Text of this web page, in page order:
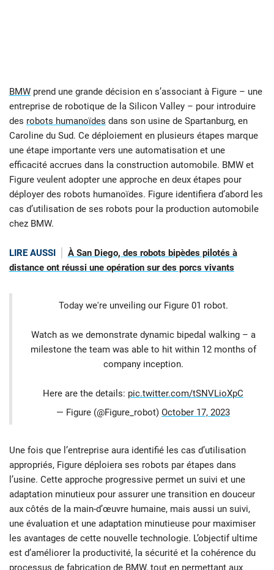
BMW prend une grande décision en s’associant à Figure – une
entreprise de robotique de la Silicon Valley – pour introduire
des robots humanoïdes dans son usine de Spartanburg, en
Caroline du Sud. Ce déploiement en plusieurs étapes marque
une étape importante vers une automatisation et une
efficacité accrues dans la construction automobile. BMW et
Figure veulent adopter une approche en deux étapes pour
déployer des robots humanoïdes. Figure identifiera d’abord les
cas d’utilisation de ses robots pour la production automobile
chez BMW.
LIRE AUSSI
À San Diego, des robots bipèdes pilotés à
distance ont réussi une opération sur des porcs vivants
Today we're unveiling our Figure 01 robot.
Watch as we demonstrate dynamic bipedal walking – a
milestone the team was able to hit within 12 months of
company inception.
Here are the details: pic.twitter.com/tSNVLioXpC
— Figure (@Figure_robot) October 17, 2023
Une fois que l’entreprise aura identifié les cas d’utilisation
appropriés, Figure déploiera ses robots par étapes dans
l’usine. Cette approche progressive permet un suivi et une
adaptation minutieux pour assurer une transition en douceur
aux côtés de la main-d’œuvre humaine, mais aussi un suivi,
une évaluation et une adaptation minutieuse pour maximiser
les avantages de cette nouvelle technologie. L’objectif ultime
est d’améliorer la productivité, la sécurité et la cohérence du
processus de fabrication de BMW, tout en permettant aux